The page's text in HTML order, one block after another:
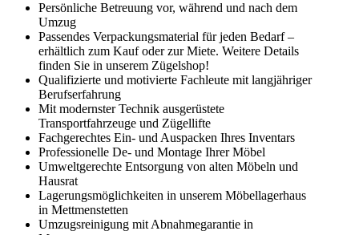
Persönliche Betreuung vor, während und nach dem
Umzug
Passendes Verpackungsmaterial für jeden Bedarf –
erhältlich zum Kauf oder zur Miete. Weitere Details
finden Sie in unserem Zügelshop!
Qualifizierte und motivierte Fachleute mit langjähriger
Berufserfahrung
Mit modernster Technik ausgerüstete
Transportfahrzeuge und Zügellifte
Fachgerechtes Ein- und Auspacken Ihres Inventars
Professionelle De- und Montage Ihrer Möbel
Umweltgerechte Entsorgung von alten Möbeln und
Hausrat
Lagerungsmöglichkeiten in unserem Möbellagerhaus
in Mettmenstetten
Umzugsreinigung mit Abnahmegarantie in